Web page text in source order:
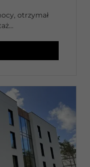
otrzymał